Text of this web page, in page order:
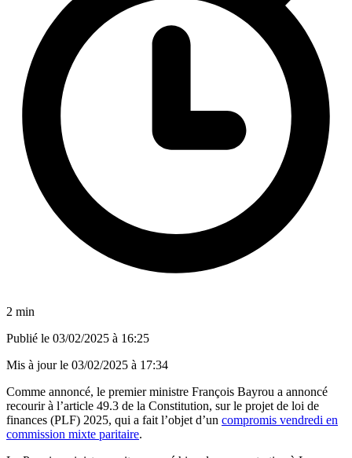
2 min
Publié le 03/02/2025 à 16:25
Mis à jour le 03/02/2025 à 17:34
Comme annoncé, le premier ministre François Bayrou a annoncé
recourir à l’article 49.3 de la Constitution, sur le projet de loi de
finances (PLF) 2025, qui a fait l’objet d’un compromis vendredi en
commission mixte paritaire.